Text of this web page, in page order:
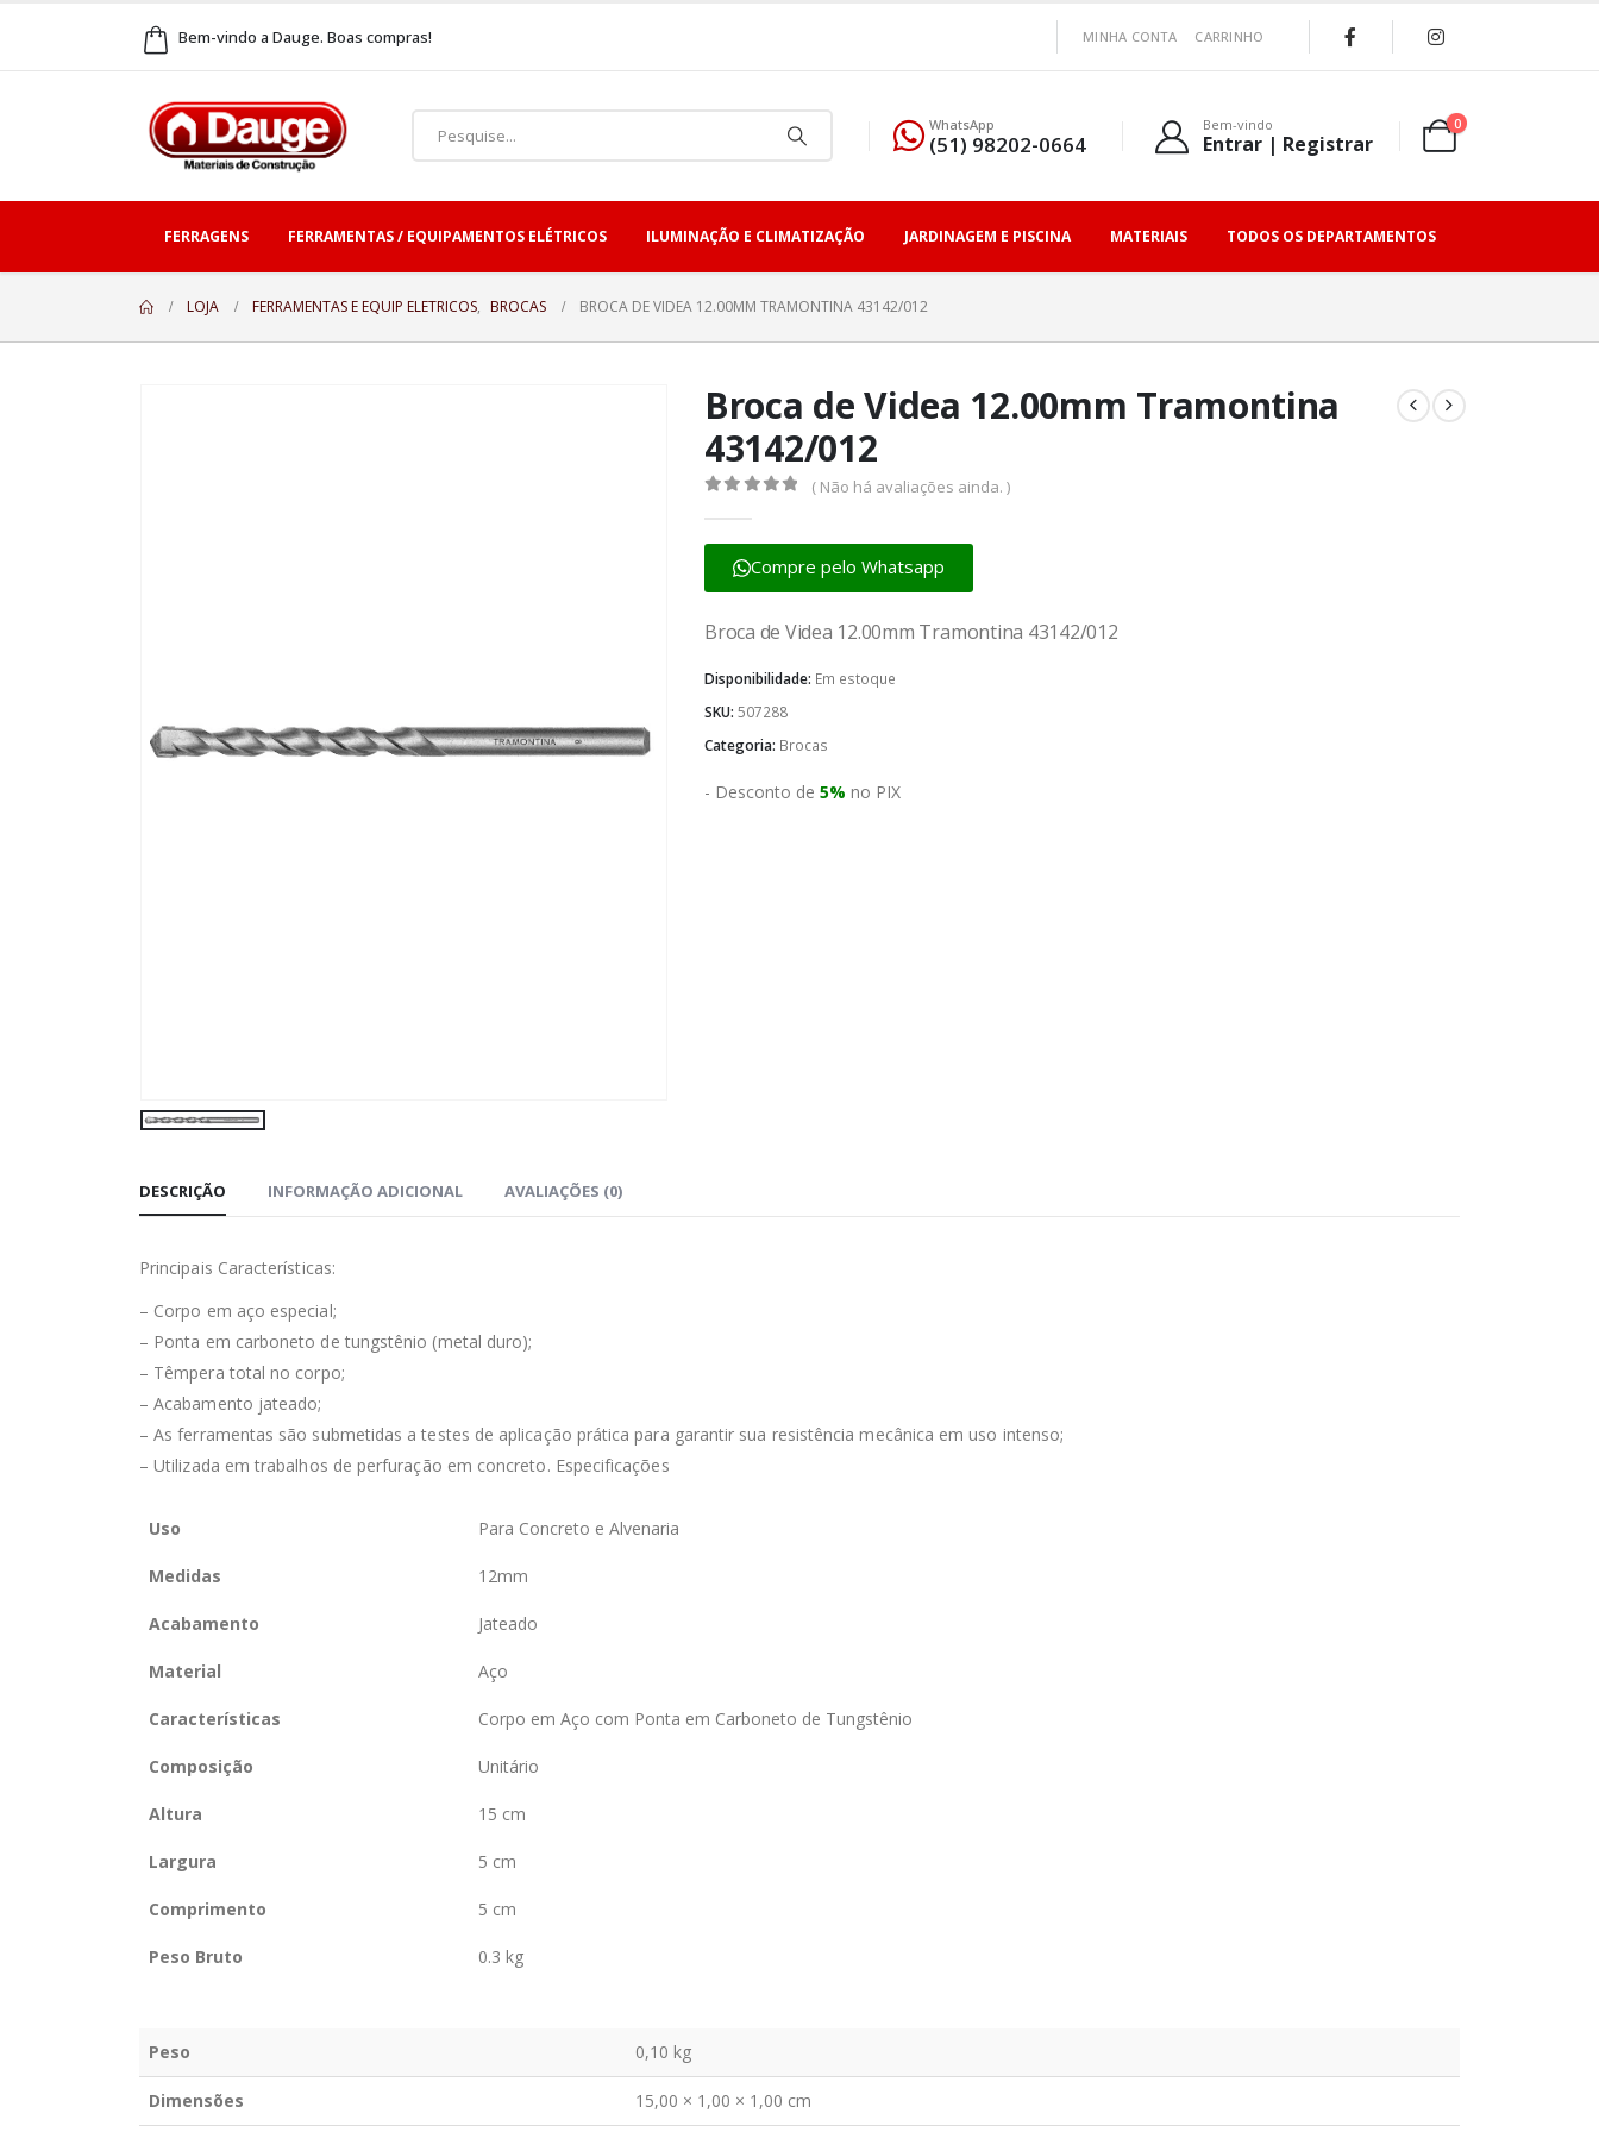
Bem-vindo a Dauge. Boas compras! MINHA CONTA CARRINHO
WhatsApp
(51) 98202-0664
Bem-vindo
Entrar | Registrar
0
FERRAGENS FERRAMENTAS / EQUIPAMENTOS ELÉTRICOS ILUMINAÇÃO E CLIMATIZAÇÃO JARDINAGEM E PISCINA MATERIAIS TODOS OS DEPARTAMENTOS
LOJA FERRAMENTAS E EQUIP ELETRICOS, BROCAS BROCA DE VIDEA 12.00MM TRAMONTINA 43142/012
Broca de Videa 12.00mm Tramontina
43142/012
( Não há avaliações ainda. )
Compre pelo Whatsapp
Broca de Videa 12.00mm Tramontina 43142/012
Disponibilidade: Em estoque
SKU: 507288
Categoria: Brocas
- Desconto de 5% no PIX
DESCRIÇÃO INFORMAÇÃO ADICIONAL AVALIAÇÕES (0)
Principais Características:
– Corpo em aço especial;
– Ponta em carboneto de tungstênio (metal duro);
– Têmpera total no corpo;
– Acabamento jateado;
– As ferramentas são submetidas a testes de aplicação prática para garantir sua resistência mecânica em uso intenso;
– Utilizada em trabalhos de perfuração em concreto. Especificações
Uso Para Concreto e Alvenaria
Medidas 12mm
Acabamento Jateado
Material Aço
Características Corpo em Aço com Ponta em Carboneto de Tungstênio
Composição Unitário
Altura 15 cm
Largura 5 cm
Comprimento 5 cm
Peso Bruto 0.3 kg
Peso 0,10 kg
Dimensões 15,00 × 1,00 × 1,00 cm